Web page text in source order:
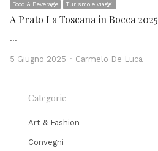
Food & Beverage Turismo e viaggi
A Prato La Toscana in Bocca 2025
…
5 Giugno 2025 Author
Carmelo De Luca
Categorie
Art & Fashion
Convegni